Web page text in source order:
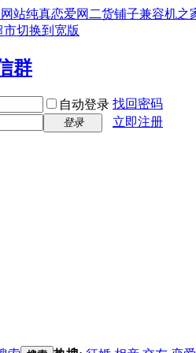
站纯真恋爱网 二货铺子兼容机之
市切换到宽版
自动登录 找回密码
登录 立即注册